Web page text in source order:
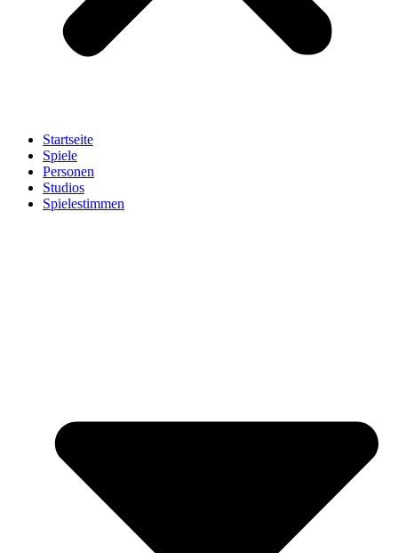
Startseite
Spiele
Personen
Studios
Spielestimmen